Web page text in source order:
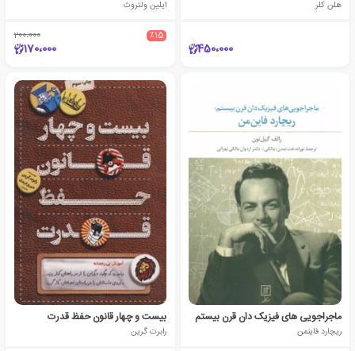
هلن کلر
450،000
ایلین ولتروث
٪15 200،000
170،000
ماجراجویی های فیزیک دان قرن بیستم
ریچارد فاینمن
بیست و چهار قانون حفظ قدرت
رابرت گرین